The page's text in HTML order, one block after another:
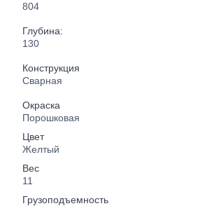
804
Глубина:
130
Конструкция
Сварная
Окраска
Порошковая
Цвет
Желтый
Вес
11
Грузоподъемность